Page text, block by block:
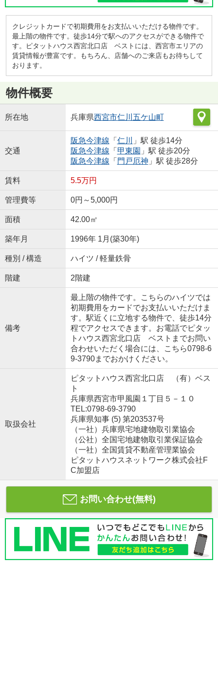
クレジットカードで初期費用をお支払いいただける物件です。
最上階の物件です。徒歩14分で駅へのアクセスができる物件で
す。ピタットハウス西宮北口店 ベストには、西宮市エリアの
賃貸情報が豊富です。もちろん、店舗へのご来店もお待ちして
おります。
物件概要
所在地 兵庫県西宮市仁川五ケ山町
交通
阪急今津線 「 仁川
」駅 徒歩14分
阪急今津線 「 甲東園 」駅 徒歩20分
阪急今津線 「 門戸厄神 」駅 徒歩28分
賃料 5.5万円
管理費等 0円～5,000円
面積 42.00㎡
築年月 1996年 1月(築30年)
種別 / 構造 ハイツ / 軽量鉄骨
階建 2階建
備考
最上階の物件です。こちらのハイツでは
初期費用をカードでお支払いいただけま
す。駅近くに立地する物件で、徒歩14分
程でアクセスできます。お電話でピタッ
トハウス西宮北口店 ベストまでお問い
合わせいただく場合には、こちら0798-6
9-3790までおかけください。
取扱会社
ピタットハウス西宮北口店 （有）ベス
ト
兵庫県西宮市甲風園１丁目５－１０
TEL:0798-69-3790
兵庫県知事 (5) 第203537号
（一社）兵庫県宅地建物取引業協会
（公社）全国宅地建物取引業保証協会
（一社）全国賃貸不動産管理業協会
ピタットハウスネットワーク株式会社F
C加盟店
お問い合わせ(無料)